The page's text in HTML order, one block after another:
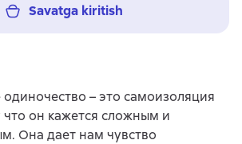
Savatga kiritish
– это самоизоляция
он кажется сложным и
Она дает нам чувство